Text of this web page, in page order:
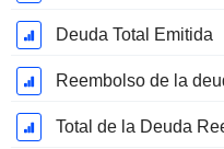
Deuda Total Emitida
Reembolso de la
Total de la Deuda